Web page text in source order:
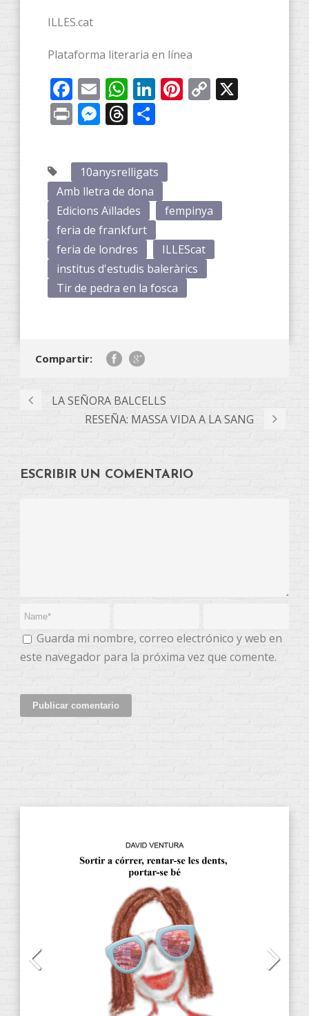
ILLES.cat
Plataforma literaria en línea
Facebook
EmailWhatsApp
LinkedIn
Pinterest
Copy
PrintMessenger
Threads
10anysrelligats
Amb lletra de dona
Edicions Aïllades
fempinya
feria de frankfurt
feria de londres
ILLEScat
institus d'estudis baleràrics
Tir de pedra en la fosca
Compartir:
LA SEÑORA BALCELLS
RESEÑA: MASSA VIDA A LA SANG
ESCRIBIR UN COMENTARIO
Guarda mi nombre, correo electrónico y web en
este navegador para la próxima vez que comente.
CATEGORÍAS DE PRODUCTOS
Audiolibros(13)
E-Books(31)